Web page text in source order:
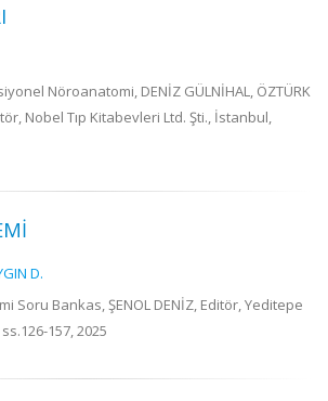
Nöroanatomi, DENİZ GÜLNİHAL, ÖZTÜRK
Nobel Tıp Kitabevleri Ltd. Şti., İstanbul,
D.
Soru Bankas, ŞENOL DENİZ, Editör, Yeditepe
157, 2025